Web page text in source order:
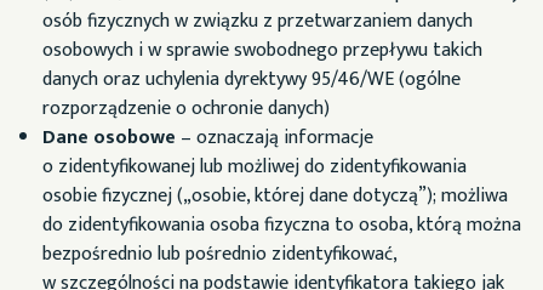
osób fizycznych w związku z przetwarzaniem danych
osobowych i w sprawie swobodnego przepływu takich
danych oraz uchylenia dyrektywy 95/46/WE (ogólne
rozporządzenie o ochronie danych)
Dane osobowe – oznaczają informacje
o zidentyfikowanej lub możliwej do zidentyfikowania
osobie fizycznej („osobie, której dane dotyczą”); możliwa
do zidentyfikowania osoba fizyczna to osoba, którą można
bezpośrednio lub pośrednio zidentyfikować,
w szczególności na podstawie identyfikatora takiego jak